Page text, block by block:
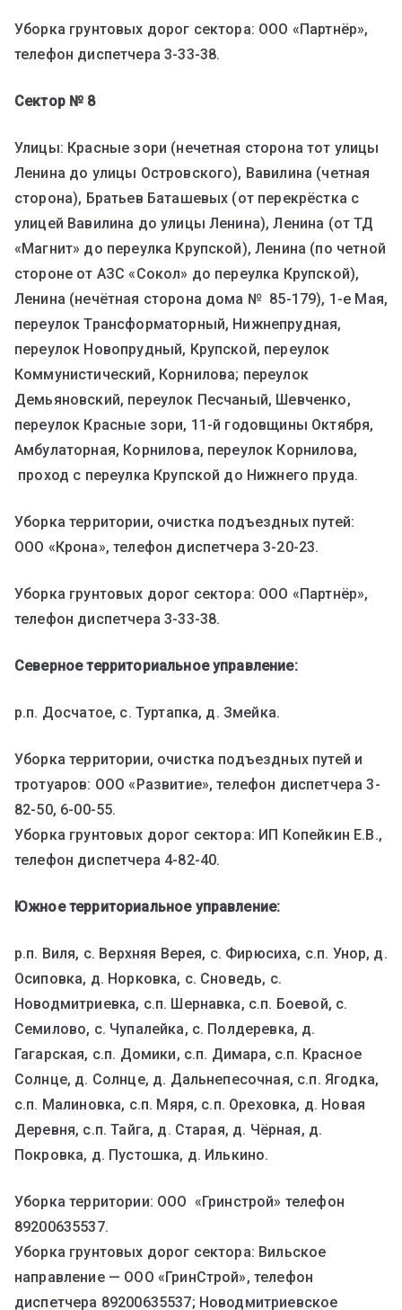
Уборка грунтовых дорог сектора: ООО «Партнёр»,
телефон диспетчера 3-33-38.
Сектор № 8
Улицы: Красные зори (нечетная сторона тот улицы
Ленина до улицы Островского), Вавилина (четная
сторона), Братьев Баташевых (от перекрёстка с
улицей Вавилина до улицы Ленина), Ленина (от ТД
«Магнит» до переулка Крупской), Ленина (по четной
стороне от АЗС «Сокол» до переулка Крупской),
Ленина (нечётная сторона дома № 85-179), 1-е Мая,
переулок Трансформаторный, Нижнепрудная,
переулок Новопрудный, Крупской, переулок
Коммунистический, Корнилова; переулок
Демьяновский, переулок Песчаный, Шевченко,
переулок Красные зори, 11-й годовщины Октября,
Амбулаторная, Корнилова, переулок Корнилова,
проход с переулка Крупской до Нижнего пруда.
Уборка территории, очистка подъездных путей:
ООО «Крона», телефон диспетчера 3-20-23.
Уборка грунтовых дорог сектора: ООО «Партнёр»,
телефон диспетчера 3-33-38.
Северное территориальное управление:
р.п. Досчатое, с. Туртапка, д. Змейка.
Уборка территории, очистка подъездных путей и
тротуаров: ООО «Развитие», телефон диспетчера 3-
82-50, 6-00-55.
Уборка грунтовых дорог сектора: ИП Копейкин Е.В.,
телефон диспетчера 4-82-40.
Южное территориальное управление:
р.п. Виля, с. Верхняя Верея, с. Фирюсиха, с.п. Унор, д.
Осиповка, д. Норковка, с. Сноведь, с.
Новодмитриевка, с.п. Шернавка, с.п. Боевой, с.
Семилово, с. Чупалейка, с. Полдеревка, д.
Гагарская, с.п. Домики, с.п. Димара, с.п. Красное
Солнце, д. Солнце, д. Дальнепесочная, с.п. Ягодка,
с.п. Малиновка, с.п. Мяря, с.п. Ореховка, д. Новая
Деревня, с.п. Тайга, д. Старая, д. Чёрная, д.
Покровка, д. Пустошка, д. Илькино.
Уборка территории: ООО «Гринстрой» телефон
89200635537.
Уборка грунтовых дорог сектора: Вильское
направление — ООО «ГринСтрой», телефон
диспетчера 89200635537; Новодмитриевское